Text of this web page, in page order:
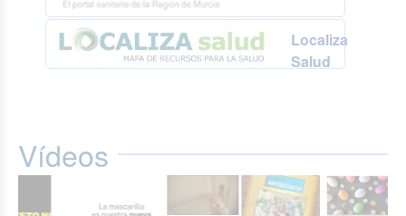
Localiza
Salud
Vídeos